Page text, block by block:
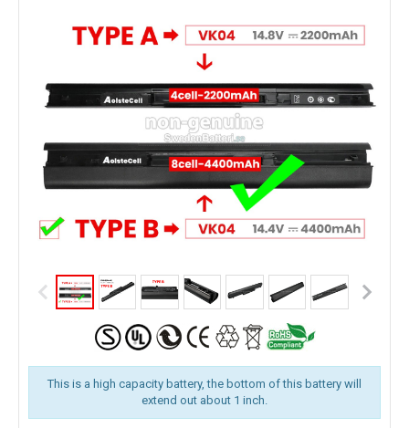
This is a high capacity battery, the bottom of this battery will
extend out about 1 inch.